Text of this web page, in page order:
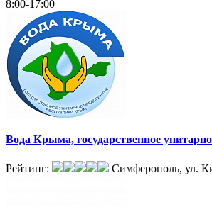
8:00-17:00
Вода Крыма, государственное
Рейтинг: Симферополь, ул.